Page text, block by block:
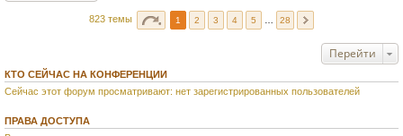
823 темы 1 2 3 4 5 28
Перейти
КТО СЕЙЧАС НА КОНФЕРЕНЦИИ
Сейчас этот форум просматривают: нет зарегистрированных пользователей
ПРАВА ДОСТУПА